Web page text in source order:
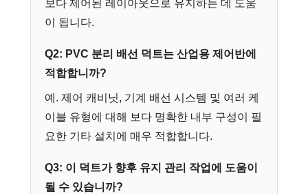
보다 제어된 레이아웃으로 유지하는 데 도움
이 됩니다.
Q2: PVC 분리 배선 덕트는 산업용 제어반에
적합합니까?
예. 제어 캐비닛, 기계 배선 시스템 및 여러 케
이블 유형에 대해 보다 명확한 내부 구성이 필
요한 기타 설치에 매우 적합합니다.
Q3: 이 덕트가 향후 유지 관리 작업에 도움이
될 수 있습니까?